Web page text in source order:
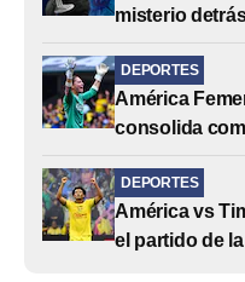
misterio
DEPORTES
América
consolida
DEPORTES
América vs
el partido de